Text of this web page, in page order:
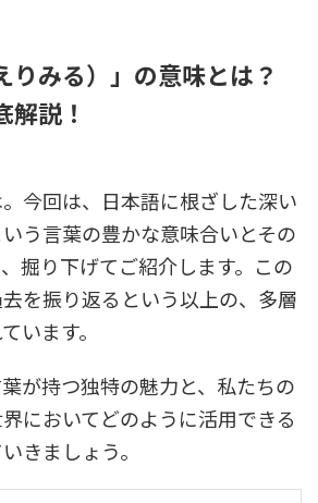
りみる）」の意味とは？
説！
今回は、日本語に根ざした深い
う言葉の豊かな意味合いとその
掘り下げてご紹介します。この
を振り返るという以上の、多層
います。
が持つ独特の魅力と、私たちの
においてどのように活用できる
きましょう。